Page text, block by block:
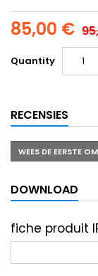
85,00 €
Quantity
RECENSIES
WEES DE EERSTE
DOWNLOAD
fiche produit